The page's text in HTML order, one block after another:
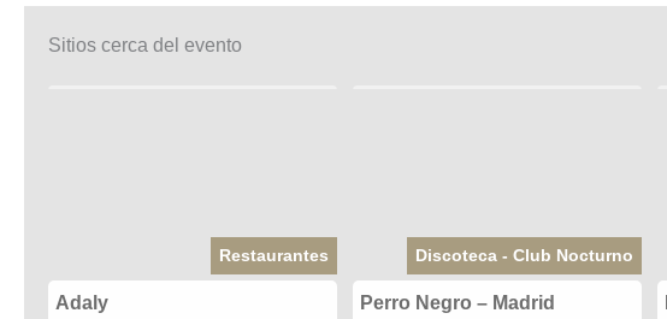
Sitios cerca del evento
Restaurantes
Adaly
Discoteca - Club Nocturno
Perro Negro – Madrid